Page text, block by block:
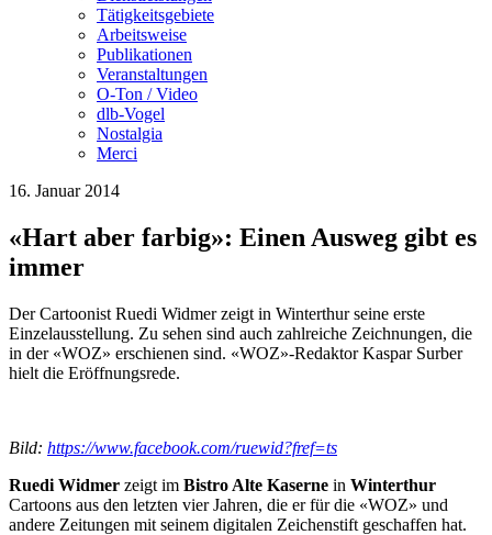
Tätigkeitsgebiete
Arbeitsweise
Publikationen
Veranstaltungen
O-Ton / Video
dlb-Vogel
Nostalgia
Merci
16. Januar 2014
«Hart aber farbig»: Einen Ausweg gibt es
immer
Der Cartoonist Ruedi Widmer zeigt in Winterthur seine erste
Einzelausstellung. Zu sehen sind auch zahlreiche Zeichnungen, die
in der «WOZ» erschienen sind. «WOZ»-Redaktor Kaspar Surber
hielt die Eröffnungsrede.
Bild: https://www.facebook.com/ruewid?fref=ts
Ruedi Widmer zeigt im Bistro Alte Kaserne in Winterthur
Cartoons aus den letzten vier Jahren, die er für die «WOZ» und
andere Zeitungen mit seinem digitalen Zeichenstift geschaffen hat.